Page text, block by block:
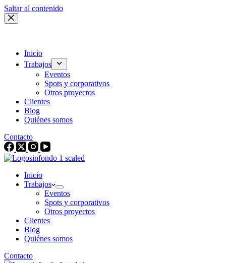
Saltar al contenido
Inicio
Trabajos
Eventos
Spots y corporativos
Otros proyectos
Clientes
Blog
Quiénes somos
Contacto
Inicio
Trabajos
Eventos
Spots y corporativos
Otros proyectos
Clientes
Blog
Quiénes somos
Contacto